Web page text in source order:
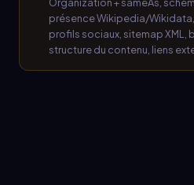
présence Wikipedia/Wikidata,
profils sociaux, sitemap XML,
structure du contenu, liens